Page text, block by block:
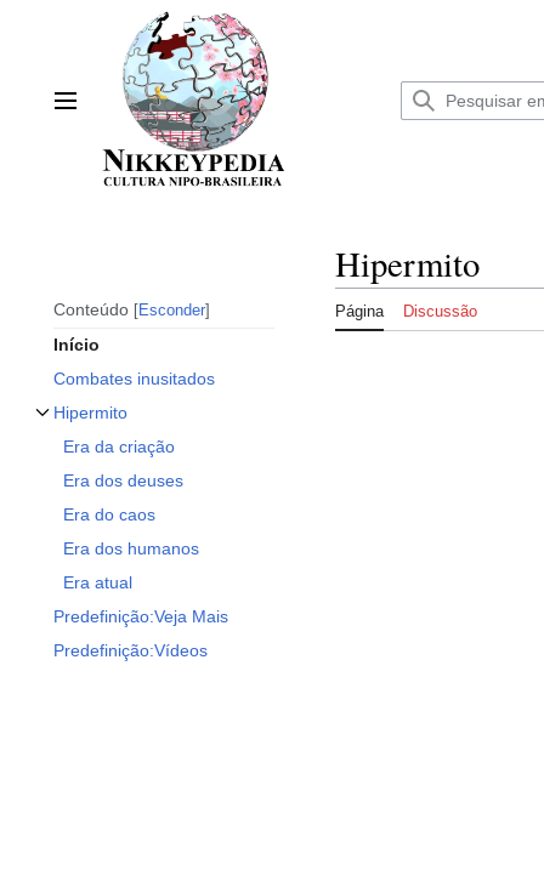
Menu principal
Conteúdo Esconder
Início
Combates inusitados
Hipermito
Alternar subseção Hipermito
Era da criação
Era dos deuses
Era do caos
Era dos humanos
Era atual
Predefinição:Veja Mais
Predefinição:Vídeos
Hipermito
Página Discussão